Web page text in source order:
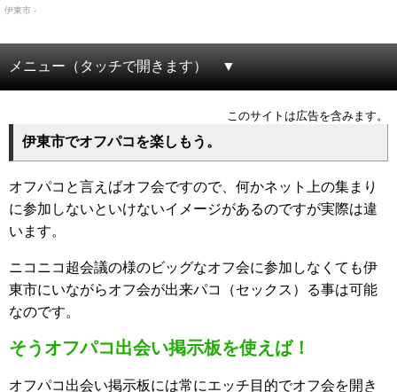
伊東市 -
メニュー（タッチで開きます）
このサイトは広告を含みます。
伊東市でオフパコを楽しもう。
オフパコと言えばオフ会ですので、何かネット上の集まり
に参加しないといけないイメージがあるのですが実際は違
います。
ニコニコ超会議の様のビッグなオフ会に参加しなくても伊
東市にいながらオフ会が出来パコ（セックス）る事は可能
なのです。
そうオフパコ出会い掲示板を使えば！
オフパコ出会い掲示板には常にエッチ目的でオフ会を開き